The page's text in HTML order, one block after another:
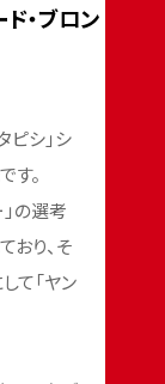
・ブロン
ピシ」シ
す。
の選考
り、そ
て「ヤン